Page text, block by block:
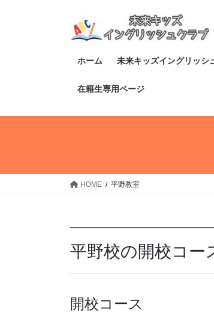
ホーム 未来キッズイングリッシ
在籍生専用ページ
HOME 平野教室
平野校の開校コー
開校コース